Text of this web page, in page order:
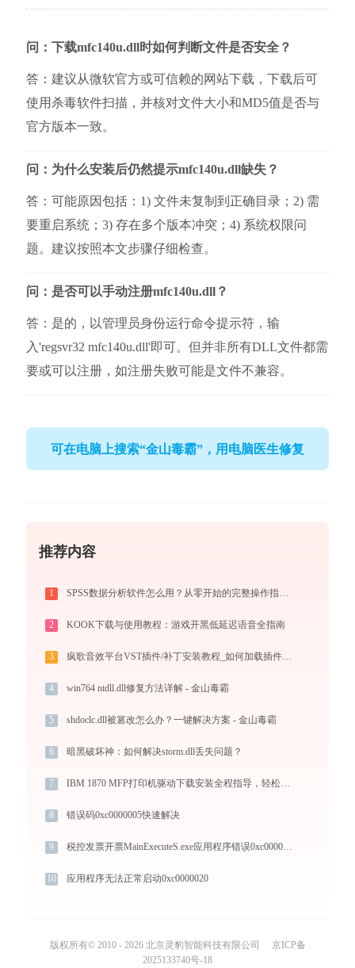
问：下载mfc140u.dll时如何判断文件是否安全？
答：建议从微软官方或可信赖的网站下载，下载后可
使用杀毒软件扫描，并核对文件大小和MD5值是否与
官方版本一致。
问：为什么安装后仍然提示mfc140u.dll缺失？
答：可能原因包括：1) 文件未复制到正确目录；2) 需
要重启系统；3) 存在多个版本冲突；4) 系统权限问
题。建议按照本文步骤仔细检查。
问：是否可以手动注册mfc140u.dll？
答：是的，以管理员身份运行命令提示符，输
入'regsvr32 mfc140u.dll'即可。但并非所有DLL文件都需
要或可以注册，如注册失败可能是文件不兼容。
可在电脑上搜索“金山毒霸”，用电脑医生修复
推荐内容
1 SPSS数据分析软件怎么用？从零开始的完整操作指南（附实战案例）
2 KOOK下载与使用教程：游戏开黑低延迟语音全指南
3 疯歌音效平台VST插件/补丁安装教程_如何加载插件效果包
4 win764 ntdll.dll修复方法详解 - 金山毒霸
5 shdoclc.dll被篡改怎么办？一键解决方案 - 金山毒霸
6 暗黑破坏神：如何解决storm.dll丢失问题？
7 IBM 1870 MFP打印机驱动下载安装全程指导，轻松解决打印问题
8 错误码0xc0000005快速解决
9 税控发票开票MainExecuteS.exe应用程序错误0xc000000d解决方法
10 应用程序无法正常启动0xc0000020
版权所有© 2010 - 2026 北京灵豹智能科技有限公司
京ICP备
2025133740号-18